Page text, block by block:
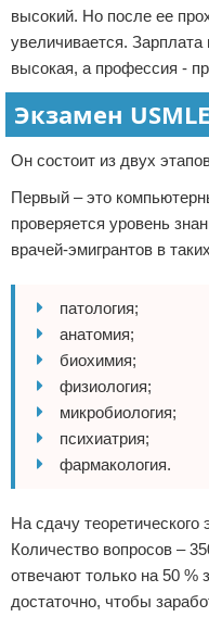
высокий. Но после ее
увеличивается.
высокая, а профессия -
Экзамен USMLE
Он состоит из двух
Первый – это
проверяется уровень
врачей-эмигрантов в
патология;
анатомия;
биохимия;
физиология;
микробиология;
психиатрия;
фармакология.
На сдачу теоретического
Количество вопросов –
отвечают только на 50 %
достаточно, чтобы